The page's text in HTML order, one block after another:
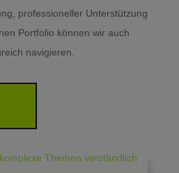
professioneller Unterstützung
Portfolio können wir auch
navigieren.